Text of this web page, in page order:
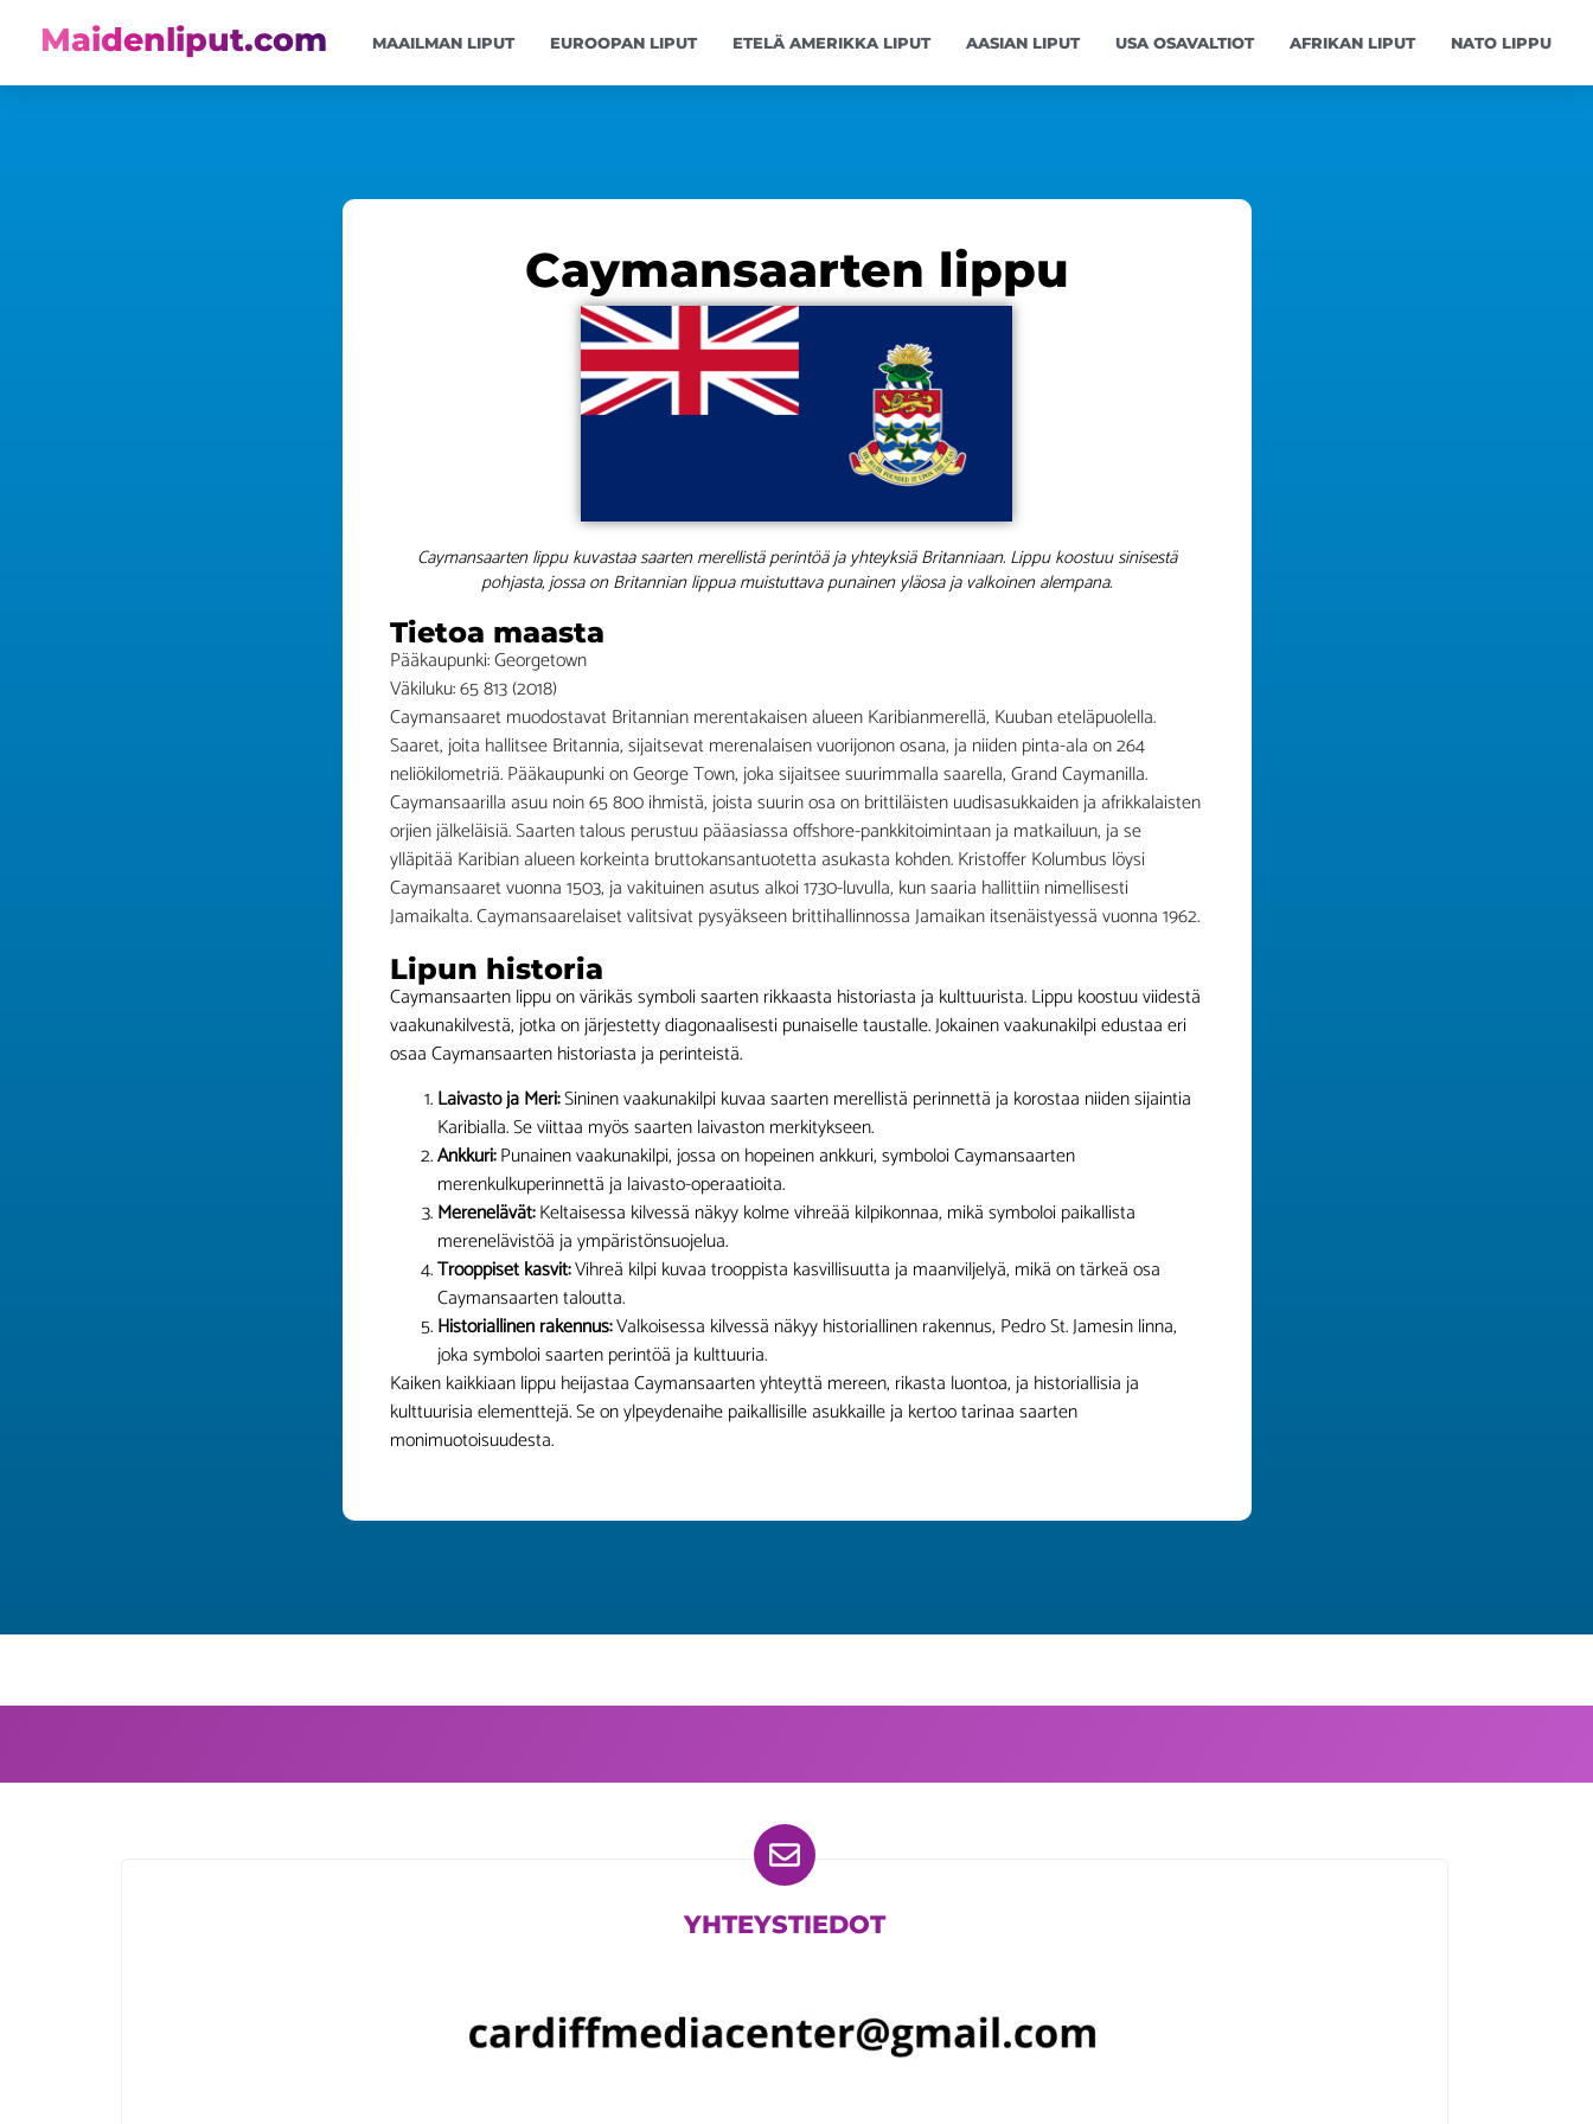
Maidenliput.com MAAILMAN LIPUT EUROOPAN LIPUT ETELÄ AMERIKKA LIPUT AASIAN LIPUT USA OSAVALTIOT AFRIKAN LIPUT NATO LIPPU
Caymansaarten lippu
Caymansaarten lippu kuvastaa saarten merellistä perintöä ja yhteyksiä Britanniaan. Lippu koostuu sinisestä
pohjasta, jossa on Britannian lippua muistuttava punainen yläosa ja valkoinen alempana.
Tietoa maasta
Pääkaupunki: Georgetown
Väkiluku: 65 813 (2018)
Caymansaaret muodostavat Britannian merentakaisen alueen Karibianmerellä, Kuuban eteläpuolella.
Saaret, joita hallitsee Britannia, sijaitsevat merenalaisen vuorijonon osana, ja niiden pinta-ala on 264
neliökilometriä. Pääkaupunki on George Town, joka sijaitsee suurimmalla saarella, Grand Caymanilla.
Caymansaarilla asuu noin 65 800 ihmistä, joista suurin osa on brittiläisten uudisasukkaiden ja afrikkalaisten
orjien jälkeläisiä. Saarten talous perustuu pääasiassa offshore-pankkitoimintaan ja matkailuun, ja se
ylläpitää Karibian alueen korkeinta bruttokansantuotetta asukasta kohden. Kristoffer Kolumbus löysi
Caymansaaret vuonna 1503, ja vakituinen asutus alkoi 1730-luvulla, kun saaria hallittiin nimellisesti
Jamaikalta. Caymansaarelaiset valitsivat pysyäkseen brittihallinnossa Jamaikan itsenäistyessä vuonna 1962.
Lipun historia
Caymansaarten lippu on värikäs symboli saarten rikkaasta historiasta ja kulttuurista. Lippu koostuu viidestä
vaakunakilvestä, jotka on järjestetty diagonaalisesti punaiselle taustalle. Jokainen vaakunakilpi edustaa eri
osaa Caymansaarten historiasta ja perinteistä.
Laivasto ja Meri:Sininen vaakunakilpi kuvaa saarten merellistä perinnettä ja korostaa niiden sijaintia
Karibialla. Se viittaa myös saarten laivaston merkitykseen.
Ankkuri:Punainen vaakunakilpi, jossa on hopeinen ankkuri, symboloi Caymansaarten
merenkulkuperinnettä ja laivasto-operaatioita.
Merenelävät:Keltaisessa kilvessä näkyy kolme vihreää kilpikonnaa, mikä symboloi paikallista
merenelävistöä ja ympäristönsuojelua.
Trooppiset kasvit:Vihreä kilpi kuvaa trooppista kasvillisuutta ja maanviljelyä, mikä on tärkeä osa
Caymansaarten taloutta.
Historiallinen rakennus:Valkoisessa kilvessä näkyy historiallinen rakennus, Pedro St. Jamesin linna,
joka symboloi saarten perintöä ja kulttuuria.
Kaiken kaikkiaan lippu heijastaa Caymansaarten yhteyttä mereen, rikasta luontoa, ja historiallisia ja
kulttuurisia elementtejä. Se on ylpeydenaihe paikallisille asukkaille ja kertoo tarinaa saarten
monimuotoisuudesta.
YHTEYSTIEDOT